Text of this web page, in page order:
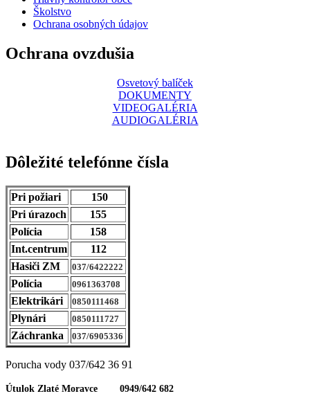
Školstvo
Ochrana osobných údajov
Ochrana ovzdušia
Osvetový balíček
DOKUMENTY
VIDEOGALÉRIA
AUDIOGALÉRIA
Dôležité telefónne čísla
Pri požiari
150
Pri úrazoch
155
Polícia
158
Int.centrum
112
Hasiči ZM
037/6422222
Polícia 0961363708
Elektrikári 0850111468
Plynári 0850111727
Záchranka 037/6905336
Porucha vody 037/642 36 91
Útulok Zlaté Moravce 0949/642 682